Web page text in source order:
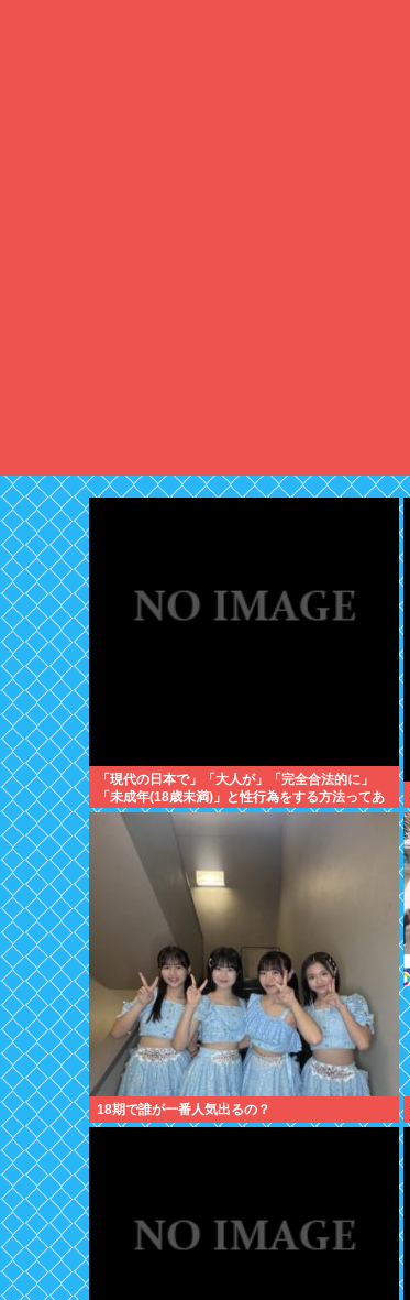
「現代の日本で」「大人が」「完全合法的に」
「未成年(18歳未満)」と性行為をする方法ってあ
るの？
18期で誰が一番人気出るの？